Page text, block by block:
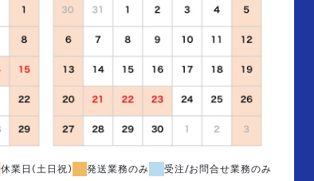
休業日(土日祝) 発送業務のみ 受注/お問合せ業務のみ